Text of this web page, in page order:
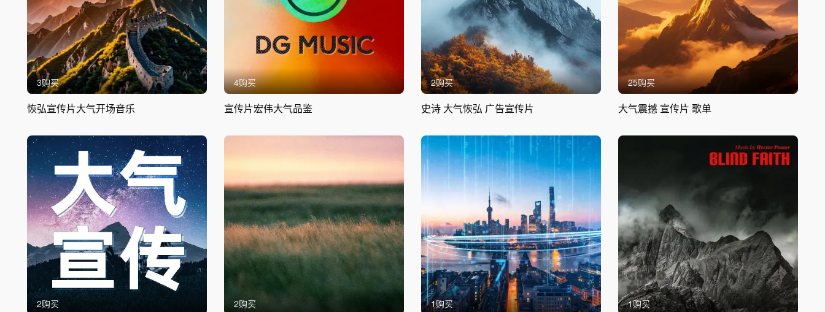
3购买
恢弘宣传片大气开场音乐
4购买
宣传片宏伟大气品鉴
2购买
史诗 大气恢弘 广告宣传片
25购买
大气震撼 宣传片 歌单
2购买 2购买 1购买 1购买